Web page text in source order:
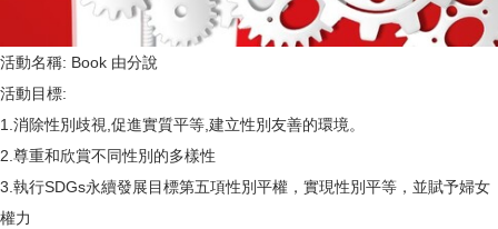
活動名稱: Book 由分說
活動目標:
1.消除性別歧視,促進實質平等,建立性別友善的環境。
2.尊重和欣賞不同性別的多樣性
3.執行SDGs永續發展目標第五項性別平權，實現性別平等，並賦予婦女
權力